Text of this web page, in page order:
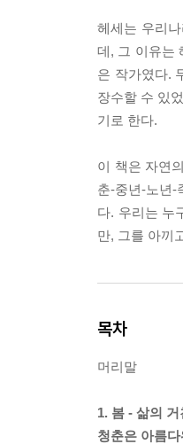
헤세는 우리
데, 그 이유는
은 작가였다.
장수할 수 있
기로 한다.
이 책은 자연
춘-중년-노년-
다. 우리는 누
만, 그를 아끼
목차
머리말
1. 봄 - 삶의 거
청춘은 아름